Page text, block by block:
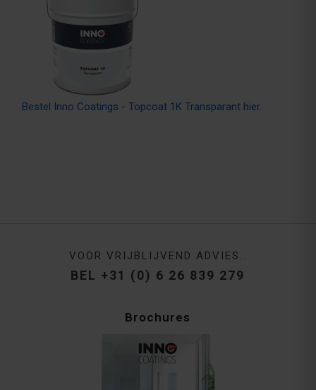
Bestel Inno Coatings - Topcoat 1K Transparant hier.
VOOR VRIJBLIJVEND ADVIES..
BEL +31 (0) 6 26 839 279
Brochures